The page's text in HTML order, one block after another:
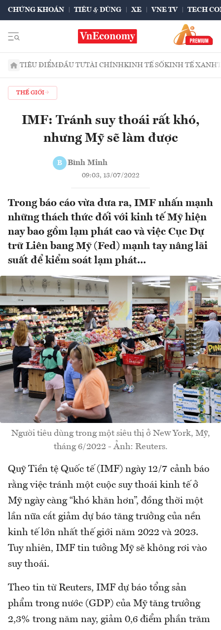
CHỨNG KHOÁN TIÊU & DÙNG XE VNE TV TECH
TIÊU ĐIỂMĐẦU TƯTÀI CHÍNHKINH TẾ SỐKINH TẾ XANH
THẾ GIỚI
IMF: Tránh suy thoái rất khó,
nhưng Mỹ sẽ làm được
B Bình Minh
09:03, 13/07/2022
Trong báo cáo vừa đưa ra, IMF nhấn mạnh
những thách thức đối với kinh tế Mỹ hiện
nay bao gồm lạm phát cao và việc Cục Dự
trữ Liên bang Mỹ (Fed) mạnh tay nâng lãi
suất để kiểm soát lạm phát...
Người tiêu dùng trong một siêu thị ở New York, Mỹ,
tháng 6/2022 - Ảnh: Reuters.
Quỹ Tiền tệ Quốc tế (IMF) ngày 12/7 cảnh báo
rằng việc tránh một cuộc suy thoái kinh tế ở
Mỹ ngày càng “khó khăn hơn”, đồng thời một
lần nữa cắt giảm dự báo tăng trưởng của nền
kinh tế lớn nhất thế giới năm 2022 và 2023.
Tuy nhiên, IMF tin tưởng Mỹ sẽ không rơi vào
suy thoái.
Theo tin từ Reuters, IMF dự báo tổng sản
phẩm trong nước (GDP) của Mỹ tăng trưởng
2,3% trong năm nay, giảm 0,6 điểm phần trăm